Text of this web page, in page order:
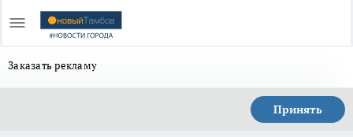
Заказать рекламу
Принять